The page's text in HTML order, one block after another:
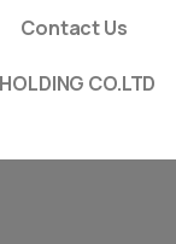
Contact Us
CO.LTD